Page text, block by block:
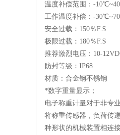
温度补偿范围：-
工作温度补偿：-
安全过载：150％F.S
极限过载：180％F.S
推荐激烈电压：10-
防封等级：IP68
材质：合金钢不锈钢
*数字重量显示；
电子称重计量对于非专
将称重传感器，负荷传
种形状的机械装置相连